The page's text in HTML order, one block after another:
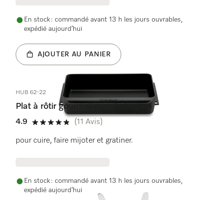
En stock : commandé avant 13 h les jours ouvrables,
expédié aujourd’hui
AJOUTER AU PANIER
HUB 62-22
Plat à rôtir gourmet pour induction
4.9
4.9 étoiles sur 5
(11 Avis)
pour cuire, faire mijoter et gratiner.
En stock : commandé avant 13 h les jours ouvrables,
expédié aujourd’hui